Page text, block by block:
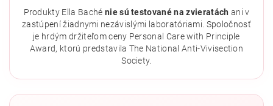
Produkty Ella Baché nie sú testované na zvieratách ani v
zastúpení žiadnymi nezávislými laboratóriami. Spoločnosť
je hrdým držiteľom ceny Personal Care with Principle
Award, ktorú predstavila The National Anti-Vivisection
Society.